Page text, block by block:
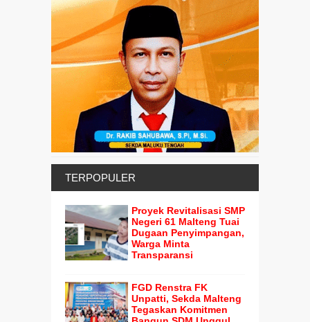
TERPOPULER
Proyek Revitalisasi SMP
Negeri 61 Malteng Tuai
Dugaan Penyimpangan,
Warga Minta
Transparansi
FGD Renstra FK
Unpatti, Sekda Malteng
Tegaskan Komitmen